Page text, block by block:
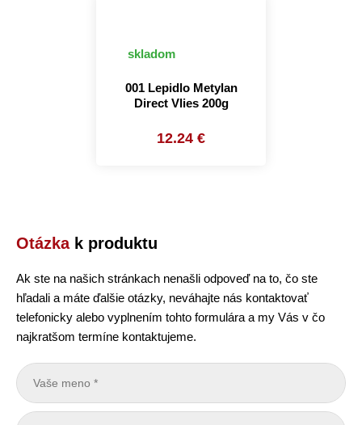
skladom
001 Lepidlo Metylan
Direct Vlies 200g
12.24 €
Otázkak produktu
Ak ste na našich stránkach nenašli odpoveď na to, čo ste
hľadali a máte ďalšie otázky, neváhajte nás kontaktovať
telefonicky alebo vyplnením tohto formulára a my Vás v čo
najkratšom termíne kontaktujeme.